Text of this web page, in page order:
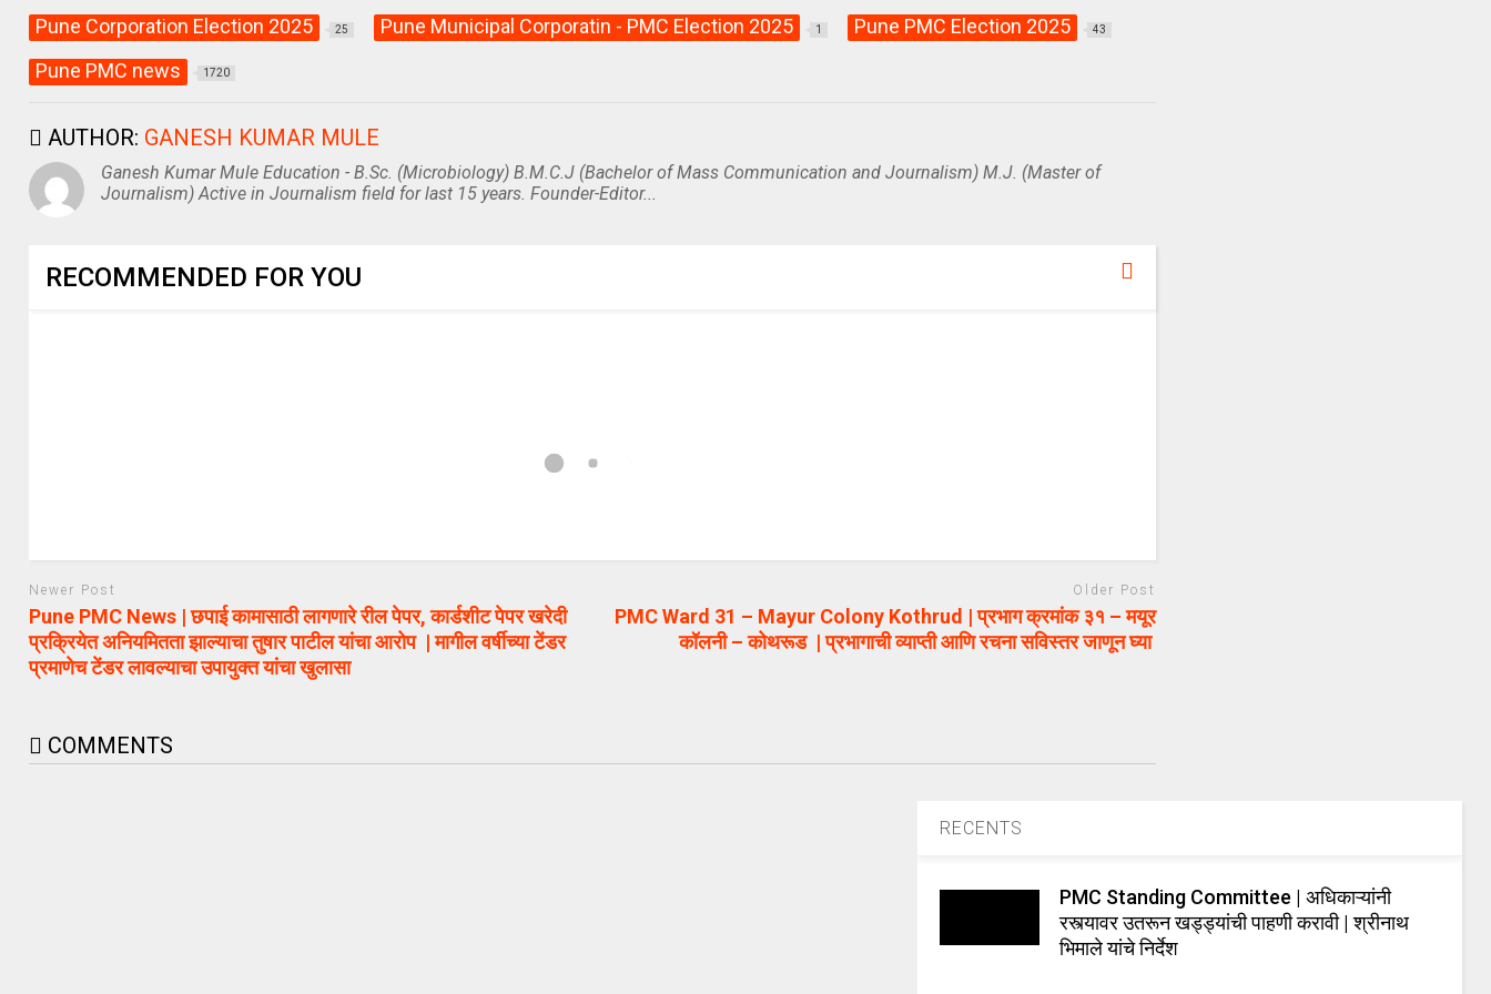
Pune Corporation Election 2025 25 Pune Municipal Corporatin - PMC Election 2025 1 Pune PMC Election 2025 43
Pune PMC news 1720
AUTHOR: GANESH KUMAR MULE
Ganesh Kumar Mule Education - B.Sc. (Microbiology) B.M.C.J (Bachelor of Mass Communication and Journalism) M.J. (Master of
Journalism) Active in Journalism field for last 15 years. Founder-Editor...
RECOMMENDED FOR YOU
Newer Post
Pune PMC News | छपाई कामासाठी लागणारे रील पेपर, कार्डशीट पेपर खरेदी
प्रक्रियेत अनियमितता झाल्याचा तुषार पाटील यांचा आरोप | मागील वर्षीच्या टेंडर
प्रमाणेच टेंडर लावल्याचा उपायुक्त यांचा खुलासा
Older Post
PMC Ward 31 – Mayur Colony Kothrud | प्रभाग क्रमांक ३१ – मयूर
कॉलनी – कोथरूड | प्रभागाची व्याप्ती आणि रचना सविस्तर जाणून घ्या
COMMENTS
RECENTS
PMC Standing Committee | अधिकाऱ्यांनी
रस्त्यावर उतरून खड्ड्यांची पाहणी करावी | श्रीनाथ
भिमाले यांचे निर्देश